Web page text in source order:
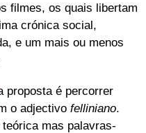
filmes, os quais libertam
crónica social,
e um mais ou menos
proposta é percorrer
o adjectivo felliniano.
mas palavras-